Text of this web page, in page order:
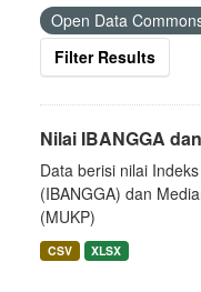
Open Data
Filter Results
Nilai IBANGGA
Data berisi nilai
(IBANGGA) dan
(MUKP)
CSV XLSX